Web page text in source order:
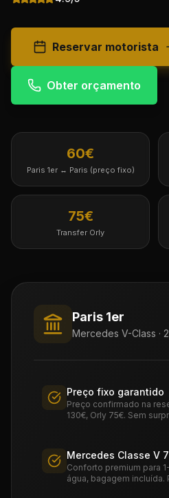
Reservar motorista
Obter orçamento
60€
Paris 1er ↔ Paris (preço fixo)
75€
Transfer Orly
Paris 1er
Mercedes V-Class ·
Preço fixo garantido
Preço confirmado na
130€, Orly 75€. Sem
Mercedes Classe V
Conforto premium para
água, bagagem incluída.